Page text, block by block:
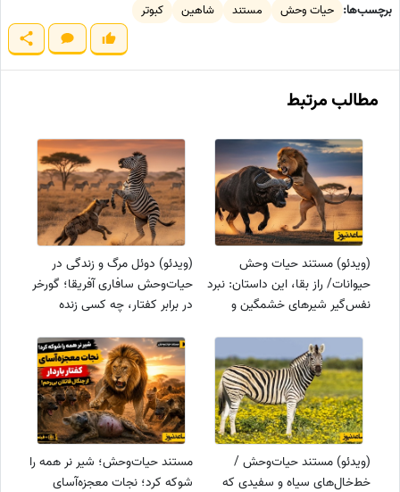
برچسب‌ها: حیات وحش مستند شاهین کبوتر
مطالب مرتبط
(ویدئو) مستند حیات وحش
حیوانات/ راز بقا، این داستان: نبرد
نفس‌گیر شیرهای خشمگین و
(ویدئو) دوئل مرگ و زندگی در
حیات‌وحش سافاری آفریقا؛ گورخر
در برابر کفتار، چه کسی زنده
(ویدئو) مستند حیات‌وحش /
خط‌خال‌های سیاه و سفیدی که
مستند حیات‌وحش؛ شیر نر همه را
شوکه کرد؛ نجات معجزه‌آسای